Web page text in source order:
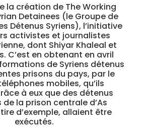
la création de The Working
Detainees (le Groupe de
Détenus Syriens), l’initiative
activistes et journalistes
dont Shiyar Khaleal et
C’est en obtenant en avril
de Syriens détenus
prisons du pays, par le
mobiles, qu’ils
à eux que des détenus
la prison centrale d’As
d’exemple, allaient être
exécutés.